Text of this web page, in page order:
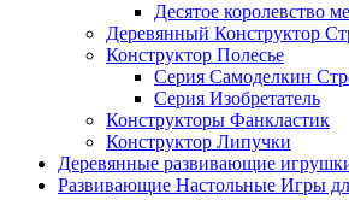
Десятое королевство
Деревянный Конструктор
Конструктор Полесье
Серия Самоделкин
Серия Изобретатель
Конструкторы Фанкластик
Конструктор Липучки
Деревянные развивающие
Развивающие Настольные Игры